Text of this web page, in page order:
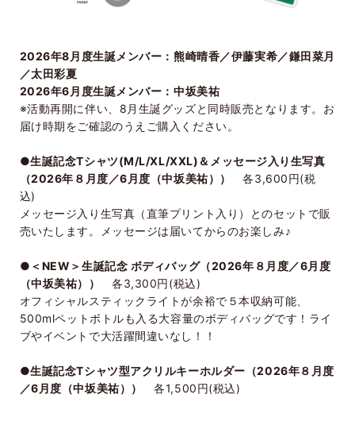
2026年8月度生誕メンバー：熊崎晴香／伊藤実希／鎌田菜月
／太田彩夏
2026年6月度生誕メンバー：中坂美祐
※活動再開に伴い、8月生誕グッズと同時販売となります。お
届け時期をご確認のうえご購入ください。
●生誕記念Tシャツ(M/L/XL/XXL)＆メッセージ入り生写真
（2026年８月度／6月度（中坂美祐））
各3,600円(税
込)
メッセージ入り生写真（直筆プリント入り）とのセットで販
売いたします。メッセージは届いてからのお楽しみ♪
●＜NEW＞生誕記念 ボディバッグ（2026年８月度／6月度
（中坂美祐））
各3,300円(税込)
オフィシャルスティックライトが余裕で５本収納可能、
500mlペットボトルも入る大容量のボディバッグです！ライ
ブやイベントで大活躍間違いなし！！
●生誕記念Tシャツ型アクリルキーホルダー（2026年８月度
／6月度（中坂美祐））
各1,500円(税込)